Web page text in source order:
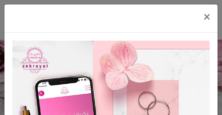
منسق الحفلات محمد الرحبيني
×